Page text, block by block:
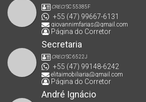
CRECISC 55385F
+55 (47) 99667-6131
giovannimfarias@gmail.com
Página do Corretor
Secretaria
CRECISC 6522J
+55 (47) 99148-6242
elitaimobiliaria@gmail.com
Página do Corretor
André Ignácio